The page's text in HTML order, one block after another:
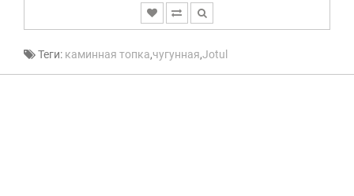
Теги: каминная топка,чугунная,Jotul